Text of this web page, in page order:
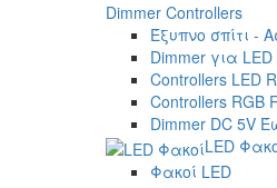
Dimmer Controllers
Έξυπνο σπίτι -
Dimmer για LED
Controllers LED
Controllers RGB
Dimmer DC 5V
LED
Φακοί LED